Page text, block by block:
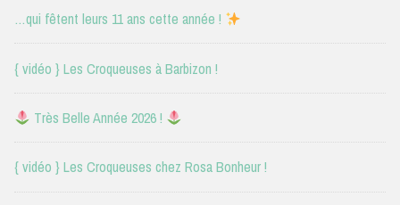
…qui fêtent leurs 11 ans cette année !
{ vidéo } Les Croqueuses à Barbizon !
Très Belle Année 2026 !
{ vidéo } Les Croqueuses chez Rosa Bonheur !